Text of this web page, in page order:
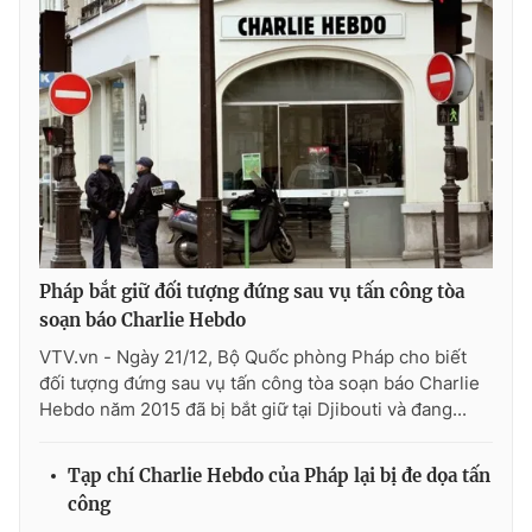
THỜI BÁO VTV
Theo dõi báo trên
Cơ quan chủ quản:Đài Truyền hình Việt Nam
Cơ quan báo chí:Thời báo VTV
Giấy phép hoạt động báo in và báo điện tử số 483/GP-BTTTT
cấp ngày 29/12/2023
Tổng Biên tập: Vũ Thanh Thủy
Nguyễn Trọng Ninh
Tổng đài VTV:
Pháp bắt giữ đối tượng đứng sau vụ tấn công tòa
soạn báo Charlie Hebdo
VTV.vn - Ngày 21/12, Bộ Quốc phòng Pháp cho biết
đối tượng đứng sau vụ tấn công tòa soạn báo Charlie
Hebdo năm 2015 đã bị bắt giữ tại Djibouti và đang...
Tạp chí Charlie Hebdo của Pháp lại bị đe dọa tấn
công